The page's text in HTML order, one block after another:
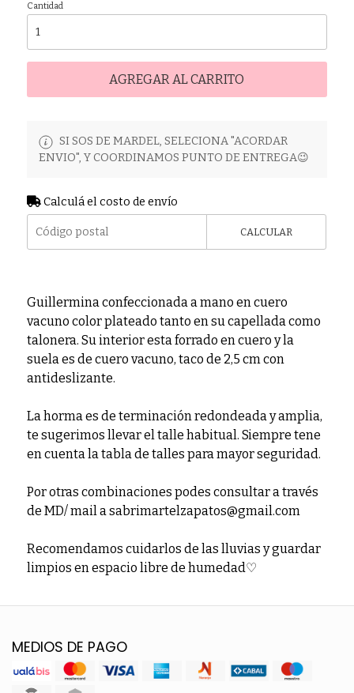
Cantidad
AGREGAR AL CARRITO
SI SOS DE MARDEL, SELECIONA "ACORDAR
ENVIO", Y COORDINAMOS PUNTO DE ENTREGA😉
Calculá el costo de envío
CALCULAR
Guillermina confeccionada a mano en cuero
vacuno color plateado tanto en su capellada como
talonera. Su interior esta forrado en cuero y la
suela es de cuero vacuno, taco de 2,5 cm con
antideslizante.
La horma es de terminación redondeada y amplia,
te sugerimos llevar el talle habitual. Siempre tene
en cuenta la tabla de talles para mayor seguridad.
Por otras combinaciones podes consultar a través
de MD/ mail a sabrimartelzapatos@gmail.com
Recomendamos cuidarlos de las lluvias y guardar
limpios en espacio libre de humedad♡
MEDIOS DE PAGO